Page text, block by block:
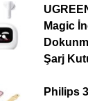
Magic
Şarj
Philips